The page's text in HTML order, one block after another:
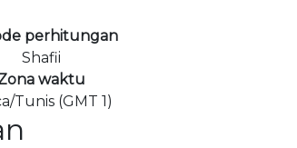
perhitungan
Shafii
waktu
Tunis (GMT 1)